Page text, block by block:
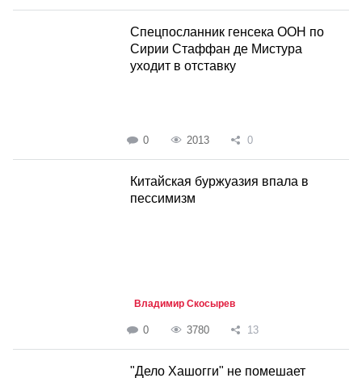
Спецпосланник генсека ООН по
Сирии Стаффан де Мистура
уходит в отставку
0 2013 0
Китайская буржуазия впала в
пессимизм
Владимир Скосырев
0 3780 13
"Дело Хашогги" не помешает